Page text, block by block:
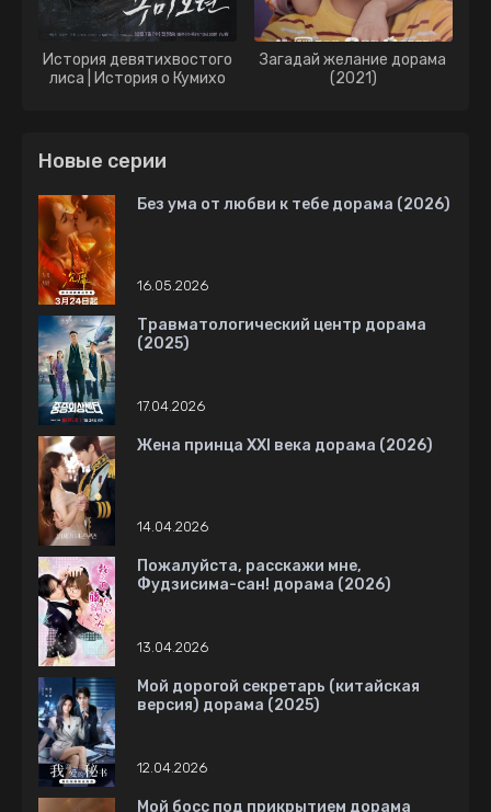
История девятихвостого
лиса | История о Кумихо
Загадай желание дорама
(2021)
Новые серии
Без ума от любви к тебе дорама (2026)
16.05.2026
Травматологический центр дорама
(2025)
17.04.2026
Жена принца XXI века дорама (2026)
14.04.2026
Пожалуйста, расскажи мне,
Фудзисима-сан! дорама (2026)
13.04.2026
Мой дорогой секретарь (китайская
версия) дорама (2025)
12.04.2026
Мой босс под прикрытием дорама